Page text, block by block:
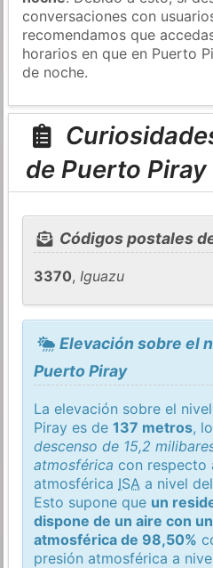
conversaciones con
recomendamos que
horarios en que en Puerto
de noche.
de Puerto Piray
Códigos postales
3370,Iguazu
Elevación sobre el
Puerto Piray
La elevación sobre el
Piray es de137 metros,
descenso de 15,2
atmosférica con respecto
atmosférica ISA a nivel
Esto supone que un
dispone de un aire con
atmosférica de 98,50%
presión atmosférica a